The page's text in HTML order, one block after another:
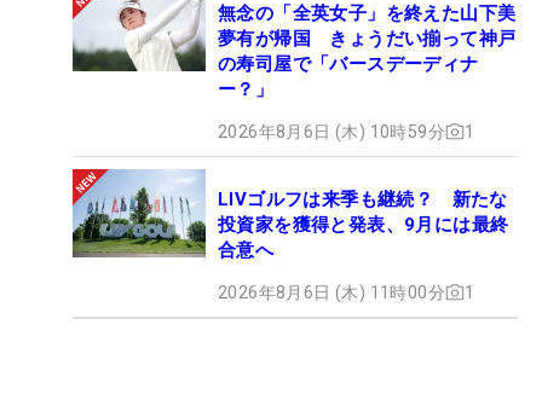
無念の「全英女子」を終えた山下美
夢有が帰国 きょうだい揃って神戸
の寿司屋で「バースデーディナ
ー？」
2026年8月6日 (木) 10時59分 1
LIVゴルフは来季も継続？ 新たな
投資家を獲得と発表、9月には最終
合意へ
2026年8月6日 (木) 11時00分 1